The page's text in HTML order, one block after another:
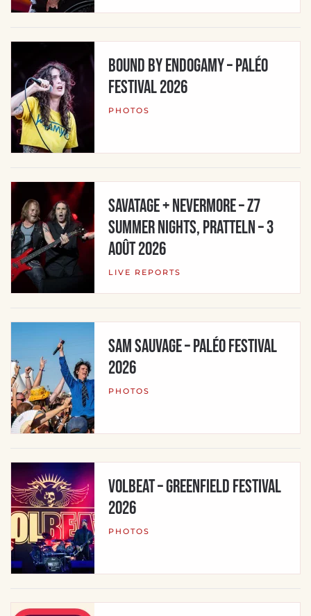
BOUND BY ENDOGAMY – Paléo
Festival 2026
PHOTOS
Savatage + Nevermore – Z7
Summer Nights, Pratteln – 3
août 2026
LIVE REPORTS
SAM SAUVAGE – Paléo Festival
2026
PHOTOS
Volbeat – Greenfield Festival
2026
PHOTOS